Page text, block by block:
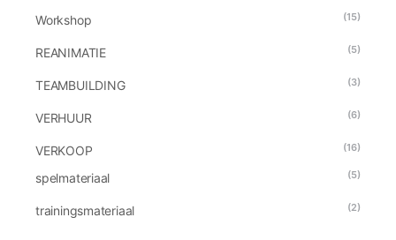
Workshop (15)
REANIMATIE (5)
TEAMBUILDING (3)
VERHUUR (6)
VERKOOP (16)
spelmateriaal (5)
trainingsmateriaal (2)